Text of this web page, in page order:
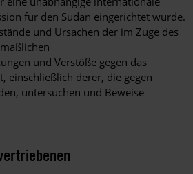
für den Sudan eingerichtet wurde.
und Ursachen der im Zuge des
und Verstöße gegen das
einschließlich derer, die gegen
untersuchen und Beweise